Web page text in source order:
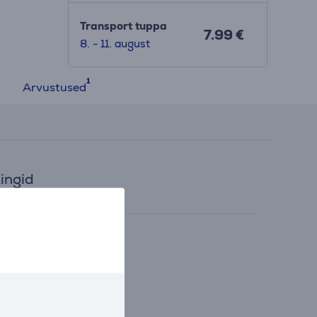
Transport tuppa
8. - 11. august
7.99 €
Arvustused